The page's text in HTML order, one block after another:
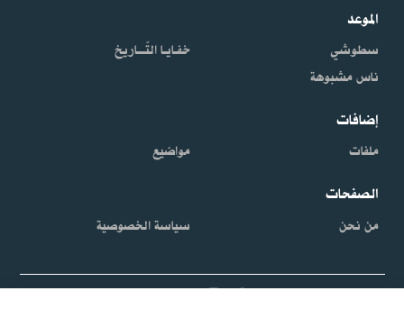
الموعد
سطوشي
خفـايـا التّـــاريخ
ناس مشبوهة
إضافات
ملفات مواضيع
الصفحات
من نحن سياسة الخصوصية